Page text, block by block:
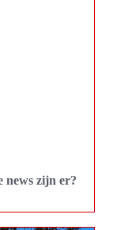
news zijn er?